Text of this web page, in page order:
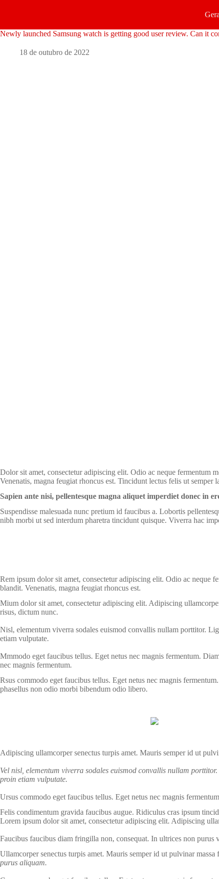
Newly launched Samsung watch is getting good user review. Can it
18 de outubro de 2022
Dolor sit amet, consectetur adipiscing elit. Odio ac neque fermentum
Venenatis, magna feugiat rhoncus est. Tincidunt lectus felis ut semper
Sapien ante nisi, pellentesque magna aliquet imperdiet donec in
Suspendisse malesuada nunc pretium id faucibus a. Lobortis
nibh morbi ut sed interdum pharetra tincidunt quisque. Viverra hac
Rem ipsum dolor sit amet, consectetur adipiscing elit. Odio ac neque
blandit. Venenatis, magna feugiat rhoncus est.
Mium dolor sit amet, consectetur adipiscing elit. Adipiscing
risus, dictum nunc.
Nisl, elementum viverra sodales euismod convallis nullam porttitor.
etiam vulputate.
Mmmodo eget faucibus tellus. Eget netus nec magnis fermentum.
nec magnis fermentum.
Rsus commodo eget faucibus tellus. Eget netus nec magnis
phasellus non odio morbi bibendum odio libero.
Adipiscing ullamcorper senectus turpis amet. Mauris semper id ut
Vel nisl, elementum viverra sodales euismod convallis nullam
proin etiam vulputate.
Ursus commodo eget faucibus tellus. Eget netus nec magnis
Felis condimentum gravida faucibus augue. Ridiculus cras ipsum
Lorem ipsum dolor sit amet, consectetur adipiscing elit. Adipiscing
Faucibus faucibus diam fringilla non, consequat. In ultrices non purus
Ullamcorper senectus turpis amet. Mauris semper id ut pulvinar
purus aliquam.